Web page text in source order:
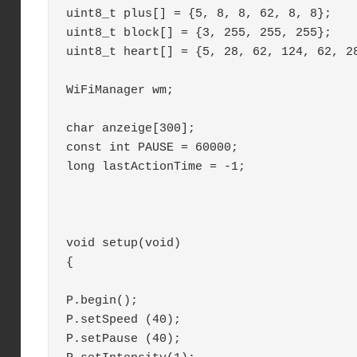
uint8_t plus[] = {5, 8, 8, 62, 8, 8};
uint8_t block[] = {3, 255, 255, 255};
uint8_t heart[] = {5, 28, 62, 124, 62,
WiFiManager wm;
char anzeige[300];
const int PAUSE = 60000;
long lastActionTime = -1;
void setup(void)
{
P.begin();
P.setSpeed (40);
P.setPause (40);